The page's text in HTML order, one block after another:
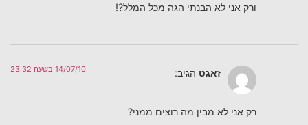
ורק אני לא הבנתי הגה מכל המלל?!
זאגט הגיב: 14/07/10 בשעה 23:32
רק אני לא מבין מה רוצים ממני?